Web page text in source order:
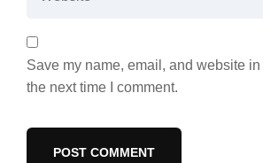
Save my name, email, and website
the next time I comment.